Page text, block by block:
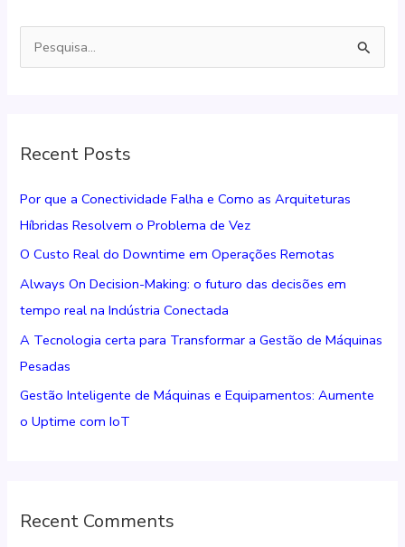
u
s
a
r
p
o
r
:
Recent Posts
Por que a Conectividade Falha e Como as Arquiteturas
Híbridas Resolvem o Problema de Vez
O Custo Real do Downtime em Operações Remotas
Always On Decision-Making: o futuro das decisões em
tempo real na Indústria Conectada
A Tecnologia certa para Transformar a Gestão de Máquinas
Pesadas
Gestão Inteligente de Máquinas e Equipamentos: Aumente
o Uptime com IoT
Recent Comments